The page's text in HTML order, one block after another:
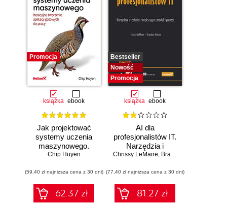
Promocja
książka ebook
Jak projektować
systemy uczenia
maszynowego.
Iteracyjne
gotowych do pracy
Chip Huyen
(59,40 zł najniższa cena z 30 dni)
62.37 zł
Bestseller
Nowość
Promocja
książka ebook
AI dla
profesjonalistów IT.
Narzędzia i
techniki
produktywność
Chrissy LeMaire, Brandon Abshire
(77,40 zł najniższa cena z 30 dni)
81.27 zł